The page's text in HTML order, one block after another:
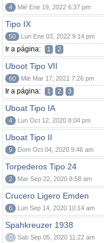
4 Mié Ene 19, 2022 6:37 pm
Tipo IX
50 Lun Ene 03, 2022 9:14 pm
Ir a página: 1 2
Uboot Tipo VII
60 Mié Mar 17, 2021 7:26 pm
Ir a página: 1 2 3
Uboat Tipo IA
4 Lun Oct 12, 2020 8:04 pm
Uboat Tipo II
9 Dom Oct 04, 2020 9:46 am
Torpederos Tipo 24
2 Mar Sep 22, 2020 8:58 am
Crucero Ligero Emden
6 Lun Sep 14, 2020 10:14 am
Spahkreuzer 1938
0 Sab Sep 05, 2020 11:22 am